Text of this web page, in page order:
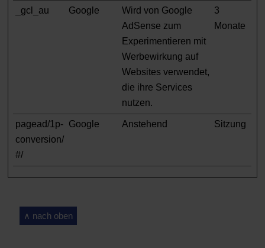
_gcl_au Google
Wird von Google
AdSense zum
Experimentieren mit
Werbewirkung auf
Websites verwendet,
die ihre Services
nutzen.
3
Monate
pagead/1p-
conversion/
#/
Google Anstehend Sitzung
∧ nach oben